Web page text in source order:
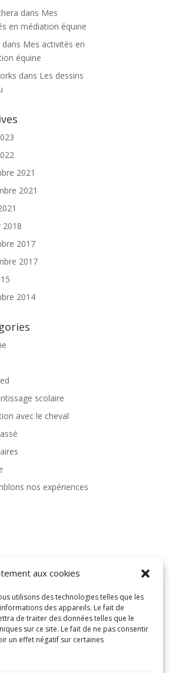
aux cookies
utilisons des technologies telles que les
des appareils. Le fait de
de traiter des données telles que le
sur ce site. Le fait de ne pas consentir
un effet négatif sur certaines
dans Mes
en médiation équine
dans Mes activités en
équine
dans Les dessins
2021
2021
2018
2017
2017
2014
scolaire
avec le cheval
nos expériences